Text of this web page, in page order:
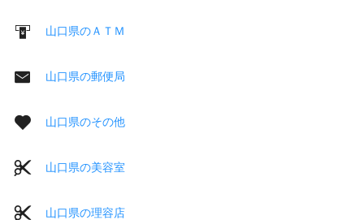
山口県のＡＴＭ
山口県の郵便局
山口県のその他
山口県の美容室
山口県の理容店